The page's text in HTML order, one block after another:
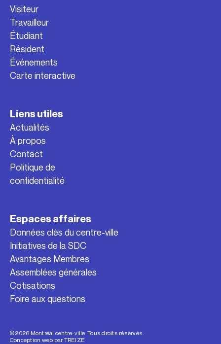
Visiteur
Travailleur
Étudiant
Résident
Événements
Carte interactive
Liens utiles
Actualités
À propos
Contact
Politique de
confidentialité
Espaces affaires
Données clés du centre-ville
Initiatives de la SDC
Avantages Membres
Assemblées générales
Cotisations
Foire aux questions
© 2026 Montréal centre-ville. Tous droits réservés.
Conception web parTREIZE